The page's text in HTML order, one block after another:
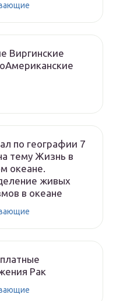
Виргинские
по географии 7
тему Жизнь в
океане.
живых
в океане
Рак